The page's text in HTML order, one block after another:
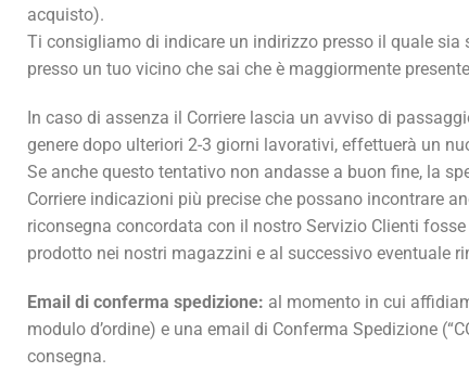
acquisto).
Ti consigliamo di indicare un indirizzo presso il quale
presso un tuo vicino che sai che è maggiormente
In caso di assenza il Corriere lascia un avviso di
genere dopo ulteriori 2-3 giorni lavorativi, effettuerà un
Se anche questo tentativo non andasse a buon fine, la
Corriere indicazioni più precise che possano incontrare
riconsegna concordata con il nostro Servizio Clienti
prodotto nei nostri magazzini e al successivo eventuale
Email di conferma spedizione: al momento in cui
modulo d’ordine) e una email di Conferma Spedizione
consegna.